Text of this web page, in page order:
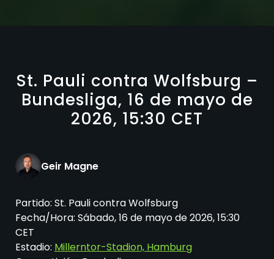
St. Pauli contra Wolfsburg –
Bundesliga, 16 de mayo de
2026, 15:30 CET
Geir Magne
Partido: St. Pauli contra Wolfsburg
Fecha/Hora: Sábado, 16 de mayo de 2026, 15:30
CET
Estadio: Millerntor-Stadion, Hamburg